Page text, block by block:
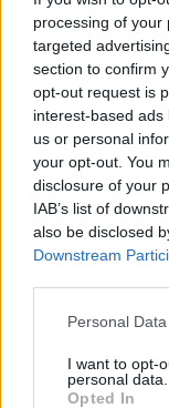
processing of your
targeted
section to confirm
opt-out request is
interest-based
us or personal
your opt-out. You
disclosure of your
IAB’s list of
also be disclosed
Downstream
Personal
I want to opt-
personal data.
Opted In
όλο τον Δήμο
Η Πάρος
Νέα Χρυσή
Αργυρούπολης
TAGS: